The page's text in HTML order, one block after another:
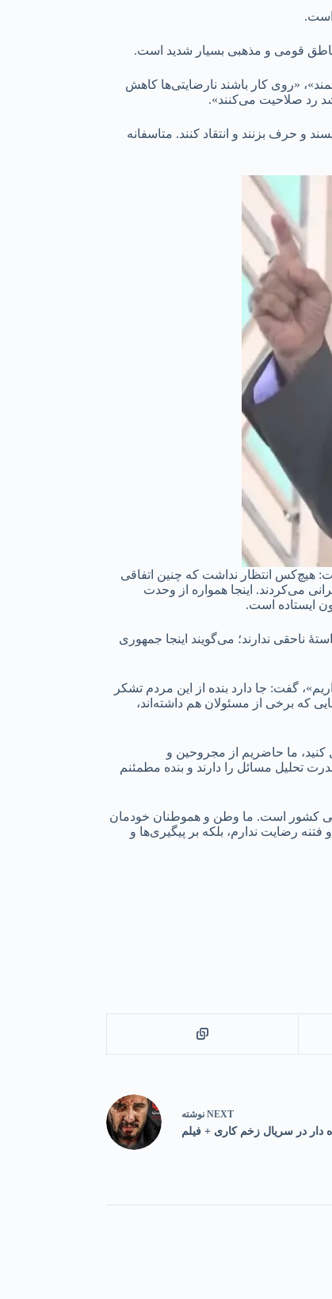
است.
قومی و مذهبی بسیار شدید است.
«روی کار باشند نارضایتی‌ها کاهش
رد صلاحیت می‌کنند».
و حرف بزنند و انتقاد کنند. متاسفانه
هیچ‌کس انتظار نداشت که چنین اتفاقی
می‌کردند. اینجا همواره از وحدت
ایستاده است.
ناحقی ندارند؛ می‌گویند اینجا جمهوری
گفت: جا دارد بنده از این مردم تشکر
که برخی از مسئولان هم داشته‌اند،
ما حاضریم از مجروحین و
تحلیل مسائل را دارند و بنده مطمئنم
کشور است. ما وطن و هموطنان خودمان
رضایت ندارم، بلکه بر پیگیری‌ها و
NEXT نوشته
دار در سریال زخم کاری + فیلم